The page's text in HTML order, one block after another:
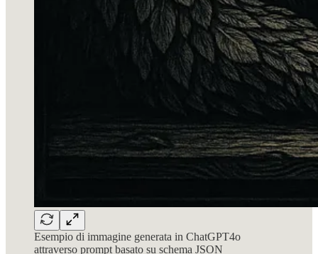
Esempio di immagine generata in ChatGPT4o
attraverso prompt basato su schema JSON